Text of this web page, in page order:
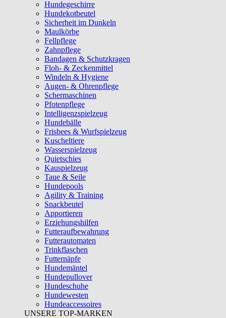
Hundegeschirre
Hundekotbeutel
Sicherheit im Dunkeln
Maulkörbe
Fellpflege
Zahnpflege
Bandagen & Schutzkragen
Floh- & Zeckenmittel
Windeln & Hygiene
Augen- & Ohrenpflege
Schermaschinen
Pfotenpflege
Intelligenzspielzeug
Hundebälle
Frisbees & Wurfspielzeug
Kuscheltiere
Wasserspielzeug
Quietschies
Kauspielzeug
Taue & Seile
Hundepools
Agility & Training
Snackbeutel
Apportieren
Erziehungshilfen
Futteraufbewahrung
Futterautomaten
Trinkflaschen
Futternäpfe
Hundemäntel
Hundepullover
Hundeschuhe
Hundewesten
Hundeaccessoires
UNSERE TOP-MARKEN